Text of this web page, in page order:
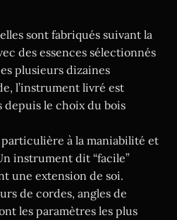
sont fabriqués suivant la
des essences sélectionnés
plusieurs dizaines
l’instrument livré est
depuis le choix du bois
à la maniabilité et
instrument dit “facile”
une extension de soi.
de cordes, angles de
les paramètres les plus